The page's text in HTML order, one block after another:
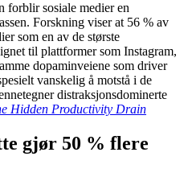
forblir sosiale medier en
Forskning viser at 56 % av
som en av de største
til plattformer som Instagram,
dopaminveiene som driver
vanskelig å motstå i de
distraksjonsdominerte
Hidden Productivity Drain
gjør 50 % flere